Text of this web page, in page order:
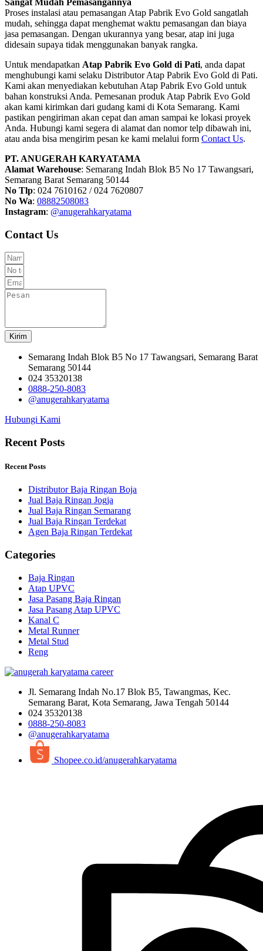
Sangat Mudah Pemasangannya
Proses instalasi atau pemasangan Atap Pabrik Evo Gold sangatlah
mudah, sehingga dapat menghemat waktu pemasangan dan biaya
jasa pemasangan. Dengan ukurannya yang besar, atap ini juga
didesain supaya tidak menggunakan banyak rangka.
Untuk mendapatkan Atap Pabrik Evo Gold di Pati, anda dapat
menghubungi kami selaku Distributor Atap Pabrik Evo Gold di Pati.
Kami akan menyediakan kebutuhan Atap Pabrik Evo Gold untuk
bahan konstruksi Anda. Pemesanan produk Atap Pabrik Evo Gold
akan kami kirimkan dari gudang kami di Kota Semarang. Kami
pastikan pengiriman akan cepat dan aman sampai ke lokasi proyek
Anda. Hubungi kami segera di alamat dan nomor telp dibawah ini,
atau anda bisa mengirim pesan ke kami melalui form Contact Us.
PT. ANUGERAH KARYATAMA
Alamat Warehouse: Semarang Indah Blok B5 No 17 Tawangsari,
Semarang Barat Semarang 50144
No Tlp: 024 7610162 / 024 7620807
No Wa: 08882508083
Instagram: @anugerahkaryatama
Contact Us
Kirim
Semarang Indah Blok B5 No 17 Tawangsari, Semarang Barat
Semarang 50144
024 35320138
0888-250-8083
@anugerahkaryatama
Hubungi Kami
Recent Posts
Recent Posts
Distributor Baja Ringan Boja
Jual Baja Ringan Jogja
Jual Baja Ringan Semarang
Jual Baja Ringan Terdekat
Agen Baja Ringan Terdekat
Categories
Baja Ringan
Atap UPVC
Jasa Pasang Baja Ringan
Jasa Pasang Atap UPVC
Kanal C
Metal Runner
Metal Stud
Reng
Jl. Semarang Indah No.17 Blok B5, Tawangmas, Kec.
Semarang Barat, Kota Semarang, Jawa Tengah 50144
024 35320138
0888-250-8083
@anugerahkaryatama
Shopee.co.id/anugerahkaryatama